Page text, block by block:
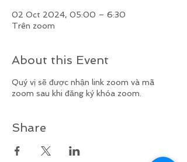
02 Oct 2024, 05:00 – 6:30
Trên zoom
About this Event
Quý vị sẽ được nhận link zoom và mã
zoom sau khi đăng ký khóa zoom.
Share